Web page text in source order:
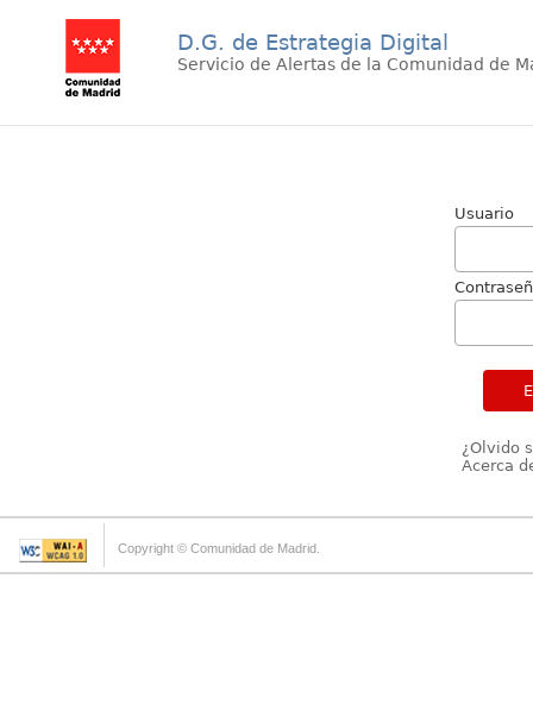
D.G. de Estrategia Digital
Servicio de Alertas de la Comunidad de
Usuario
¿Olvido
Acerca
Copyright © Comunidad de Madrid.